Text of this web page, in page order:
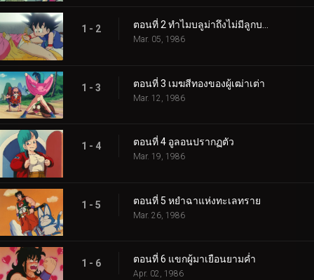
1 - 2 ตอนที่ 2 ทำไมบลูม่าถึงไม่มีลูกบอล
Mar. 05, 1986
1 - 3 ตอนที่ 3 เมฆสีทองของผู้เฒ่าเต่า
Mar. 12, 1986
1 - 4 ตอนที่ 4 อูลอนปรากฏตัว
Mar. 19, 1986
1 - 5 ตอนที่ 5 หยำฉาแห่งทะเลทราย
Mar. 26, 1986
1 - 6 ตอนที่ 6 แขกผู้มาเยือนยามค่ำ
Apr. 02, 1986